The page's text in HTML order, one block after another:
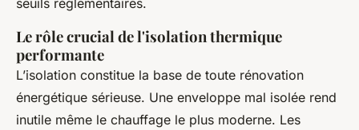
seuils réglementaires.
Le rôle crucial de l'isolation thermique
performante
L’isolation constitue la base de toute rénovation
énergétique sérieuse. Une enveloppe mal isolée rend
inutile même le chauffage le plus moderne. Les